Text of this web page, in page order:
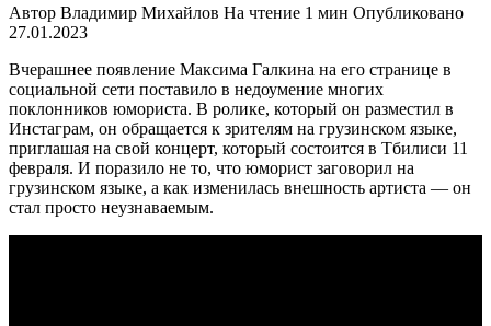
Автор Владимир Михайлов На чтение 1 мин Опубликовано
27.01.2023
Вчерашнее появление Максима Галкина на его странице в
социальной сети поставило в недоумение многих
поклонников юмориста. В ролике, который он разместил в
Инстаграм, он обращается к зрителям на грузинском языке,
приглашая на свой концерт, который состоится в Тбилиси 11
февраля. И поразило не то, что юморист заговорил на
грузинском языке, а как изменилась внешность артиста — он
стал просто неузнаваемым.